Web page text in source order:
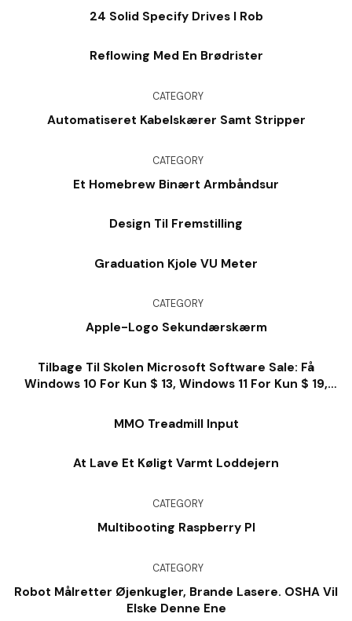
24 Solid Specify Drives I Rob
Reflowing Med En Brødrister
CATEGORY
Automatiseret Kabelskærer Samt Stripper
CATEGORY
Et Homebrew Binært Armbåndsur
Design Til Fremstilling
Graduation Kjole VU Meter
CATEGORY
Apple-Logo Sekundærskærm
Tilbage Til Skolen Microsoft Software Sale: Få
Windows 10 For Kun $ 13, Windows 11 For Kun $ 19,
MMO Treadmill Input
At Lave Et Køligt Varmt Loddejern
CATEGORY
Multibooting Raspberry PI
CATEGORY
Robot Målretter Øjenkugler, Brande Lasere. OSHA Vil
Elske Denne Ene